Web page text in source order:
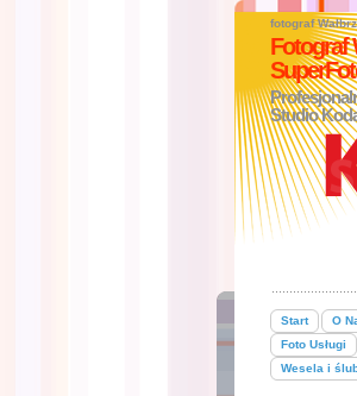
fotograf
Fotograf
Studio
Start O
Foto Usługi
Wesela i